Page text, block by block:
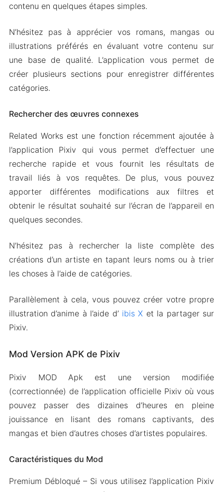
contenu en quelques étapes simples.
N’hésitez pas à apprécier vos romans, mangas ou
illustrations préférés en évaluant votre contenu sur
une base de qualité. L’application vous permet de
créer plusieurs sections pour enregistrer différentes
catégories.
Rechercher des œuvres connexes
Related Works est une fonction récemment ajoutée à
l’application Pixiv qui vous permet d’effectuer une
recherche rapide et vous fournit les résultats de
travail liés à vos requêtes. De plus, vous pouvez
apporter différentes modifications aux filtres et
obtenir le résultat souhaité sur l’écran de l’appareil en
quelques secondes.
N’hésitez pas à rechercher la liste complète des
créations d’un artiste en tapant leurs noms ou à trier
les choses à l’aide de catégories.
Parallèlement à cela, vous pouvez créer votre propre
illustration d’anime à l’aide d’ ibis X et la partager sur
Pixiv.
Mod Version APK de Pixiv
Pixiv MOD Apk est une version modifiée
(correctionnée) de l’application officielle Pixiv où vous
pouvez passer des dizaines d’heures en pleine
jouissance en lisant des romans captivants, des
mangas et bien d’autres choses d’artistes populaires.
Caractéristiques du Mod
Premium Débloqué – Si vous utilisez l’application Pixiv